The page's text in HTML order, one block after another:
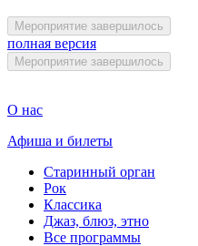
Мероприятие завершилось
полная версия
Мероприятие завершилось
О нас
Афиша и билеты
Старинный орган
Рок
Классика
Джаз, блюз, этно
Все программы